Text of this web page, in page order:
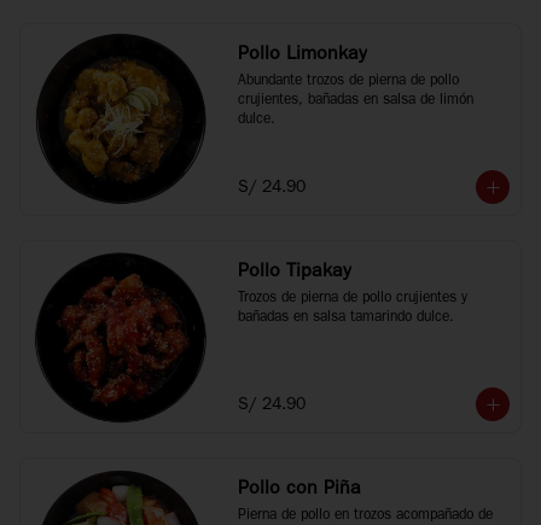
Pollo Limonkay
Abundante trozos de pierna de pollo
crujientes, bañadas en salsa de limón
dulce.
S/ 24.90
Pollo Tipakay
Trozos de pierna de pollo crujientes y
bañadas en salsa tamarindo dulce.
S/ 24.90
Pollo con Piña
Pierna de pollo en trozos acompañado de